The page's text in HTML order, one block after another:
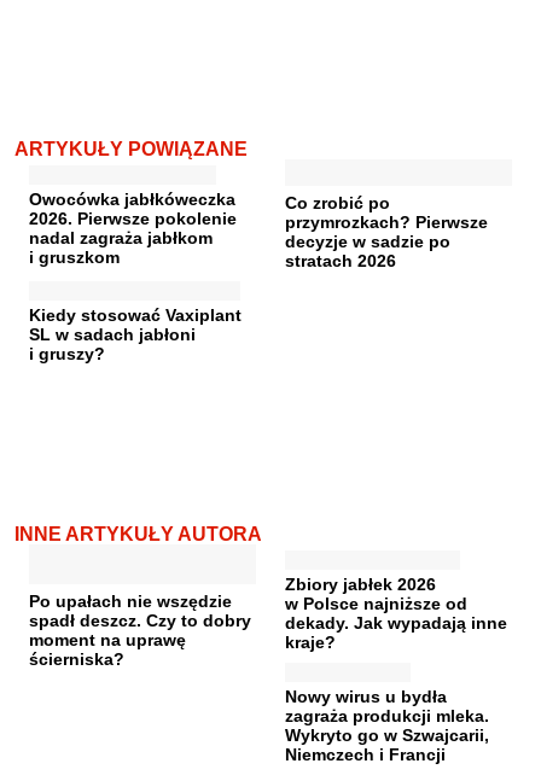
ARTYKUŁY POWIĄZANE
Owocówka jabłkóweczka
2026. Pierwsze pokolenie
nadal zagraża jabłkom
i gruszkom
Co zrobić po
przymrozkach? Pierwsze
decyzje w sadzie po
stratach 2026
Kiedy stosować Vaxiplant
SL w sadach jabłoni
i gruszy?
INNE ARTYKUŁY AUTORA
Po upałach nie wszędzie
spadł deszcz. Czy to dobry
moment na uprawę
ścierniska?
Zbiory jabłek 2026
w Polsce najniższe od
dekady. Jak wypadają inne
kraje?
Nowy wirus u bydła
zagraża produkcji mleka.
Wykryto go w Szwajcarii,
Niemczech i Francji